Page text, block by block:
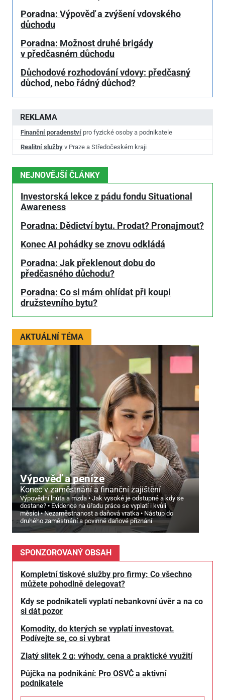
REKLAMA
Finanční poradenství pro fyzické osoby a podnikatele
Realitní služby v Praze a Středočeském kraji
NEJNOVĚJŠÍ ČLÁNKY
Investorská lekce z pádu fondu Situational
Awareness
Poradna: Dědictví bytu. Prodat? Pronajmout?
Konec AI pohádky se znovu odkládá
Poradna: Jak překlenout dobu do
předčasného důchodu?
Poradna: Co si mám ohlídat při koupi
družstevního bytu?
AKTUÁLNÍ TÉMA
Výpověď a peníze
Konec v zaměstnání a finanční zajištění
Výpovědní lhůta a mzda
Jak vysoké je odstupné a kdy se
dostane?
Evidence na úřadu práce se vyplatí i kvůli
měsíci
Nezaměstnanost a daňová vratka
Nástup do
druhého zaměstnání a povinné daňové přiznání
Poradna: Výpověď a zvýšení vdovského
důchodu
Poradna: Možnost druhé brigády
v předčasném důchodu
Důchodové rozhodování vdovy: předčasný
důchod, nebo řádný důchod?
SPONZOROVANÝ OBSAH
Kompletní tiskové služby pro firmy: Co všechno
můžete pohodlně delegovat?
Kdy se podnikateli vyplatí nebankovní úvěr a na co
si dát pozor
Komodity, do kterých se vyplatí investovat.
Podívejte se, co si vybrat
Zlatý slitek 2 g: výhody, cena a praktické využití
Půjčka na podnikání: Pro OSVČ a aktivní
podnikatele